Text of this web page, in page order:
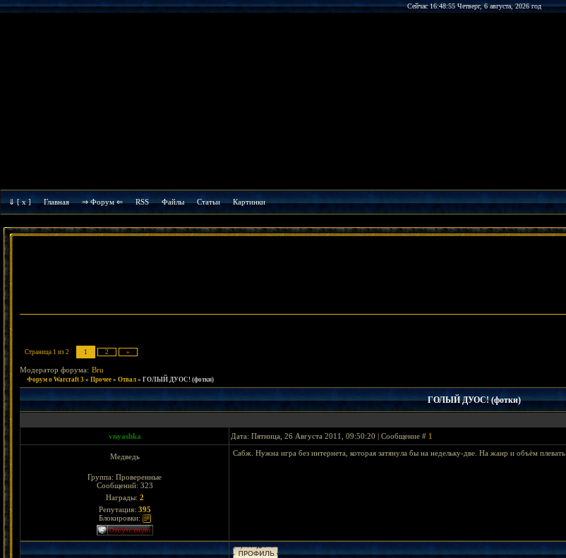
Сейчас 16:48:55 Четверг, 6 августа, 2026 год
⇓ [ x ] Главная ⇒ Форум ⇐ RSS Файлы Cтатьи Картинки
Страница 1 из 2 1 2 »
Модератор форума: Bru
Форум о Warcraft 3 » Прочее » Отвал » ГОЛЫЙ ДУОС! (фотки)
ГОЛЫЙ ДУОС! (фотки)
vnyashka Дата: Пятница, 26 Августа 2011, 09:50:20 | Сообщение # 1
Медведь
Группа: Проверенные
Сообщений: 323
Награды: 2
Репутация: 395
Блокировки:
Сабж. Нужна игра без интернета, которая затянула бы на недельку-две. На жанр и объём плевать.